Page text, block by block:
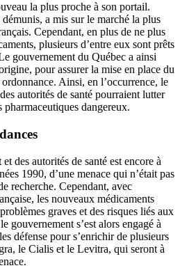
la plus proche à son portail.
a mis sur le marché la plus
Cependant, en plus de ne plus
plusieurs d’entre eux sont prêts
gouvernement du Québec a ainsi
pour assurer la mise en place du
Ainsi, en l’occurrence, le
autorités de santé pourraient lutter
dangereux.
des autorités de santé est encore à
1990, d’une menace qui n’était pas
recherche. Cependant, avec
les nouveaux médicaments
graves et des risques liés aux
gouvernement s’est alors engagé à
défense pour s’enrichir de plusieurs
le Cialis et le Levitra, qui seront à